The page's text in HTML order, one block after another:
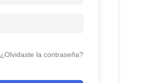
¿Olvidaste la contraseña?